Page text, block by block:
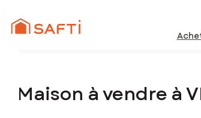
Maison à vendre à